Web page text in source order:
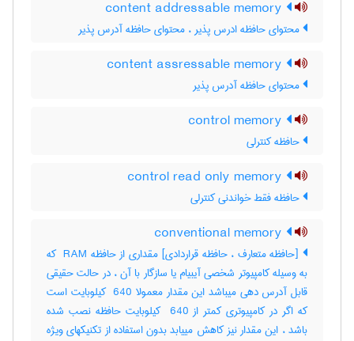
محتوای حافظه ادرس پذیر ، محتوای حافظه آدرس پذیر
محتوای حافظه آدرس پذیر
حافظه کنترلی
حافظه فقط خواندنی کنترلی
[حافظه متعارف ، حافظه قراردادی] مقداری از حافظه ‎ RAM که
به وسیله کامپیوتر شخصی آیبیام یا سازگار با آن ، در حالت حقیقی
قابل آدرس دهی میباشد این مقدار معمولا ‎ 640 کیلوبایت است
که اگر در کامپیوتری کمتر از ‎ 640 کیلوبایت حافظه نصب شده
باشد ، این مقدار نیز کاهش مییابد بدون استفاده از تکنیکهای ویژه